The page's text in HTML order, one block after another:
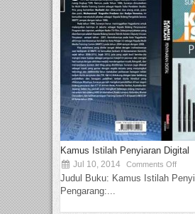
Kamus Istilah Penyiaran Digital
Jul 10, 2014 Comments Off
Judul Buku: Kamus Istilah
Pengarang:...